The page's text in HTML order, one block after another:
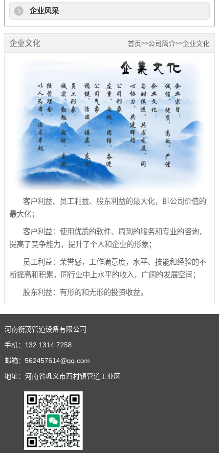
企业风采
企业文化 首页>>公司简介>>企业文化
客户利益、员工利益、股东利益的最大化，即公司价值的
最大化；
客户利益：使用优质的软件、周到的服务和专业的咨询，
提高了竞争能力，提升了个人和企业的形象；
员工利益：荣誉感，工作满意度，水平、技能和经验的不
断提高和积累，同行业中上水平的收入，广阔的发展空间；
股东利益：有形的和无形的投资收益。
河南衡茂管道设备有限公司
手机： 132 1314 7258
邮箱： 562457614@qq.com
地址：河南省巩义市西村镇管道工业区